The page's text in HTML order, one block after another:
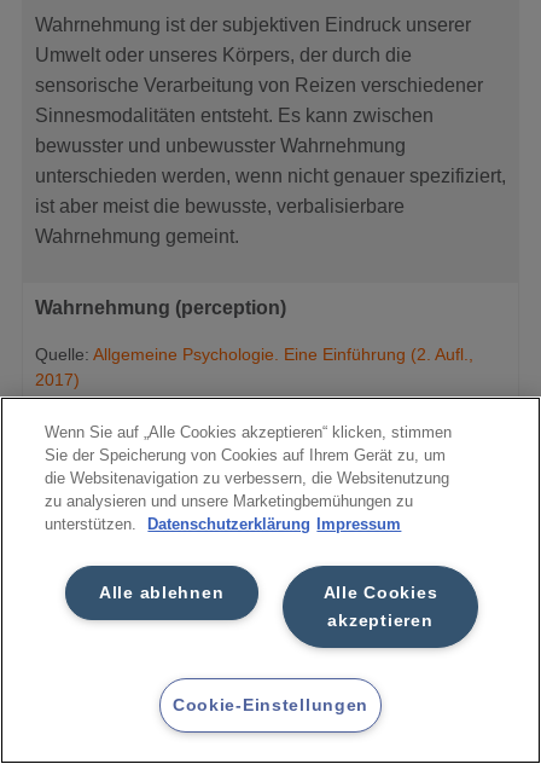
Wahrnehmung ist der subjektiven Eindruck unserer
Umwelt oder unseres Körpers, der durch die
sensorische Verarbeitung von Reizen verschiedener
Sinnesmodalitäten entsteht. Es kann zwischen
bewusster und unbewusster Wahrnehmung
unterschieden werden, wenn nicht genauer spezifiziert,
ist aber meist die bewusste, verbalisierbare
Wahrnehmung gemeint.
Wahrnehmung (perception)
Quelle: Allgemeine Psychologie. Eine Einführung (2. Aufl.,
2017)
Die Integration und Interpretation von sensorischer
Information. (Empfindung)
Wahrnehmung (perception)
Quelle: Wahrnehmungspsychologie (10. Aufl., 2023)
Bewusste sensorische Erfahrung.
Wahrnehmung (perception)
Wenn Sie auf „Alle Cookies akzeptieren“ klicken, stimmen
Sie der Speicherung von Cookies auf Ihrem Gerät zu, um
die Websitenavigation zu verbessern, die Websitenutzung
zu analysieren und unsere Marketingbemühungen zu
unterstützen.
Datenschutzerklärung Impressum
Alle Cookies
akzeptieren
Alle ablehnen
Cookie-Einstellungen